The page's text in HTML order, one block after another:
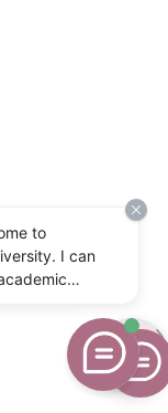
to
I can